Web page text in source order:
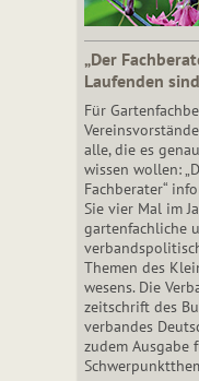
„Der
Laufenden
Für
alle, die es
wissen wollen:
Fachberater“
Sie vier Mal im
gartenfachliche
Themen des
wesens. Die
zeit­schrift des
ver­ban­des
zudem Ausgabe